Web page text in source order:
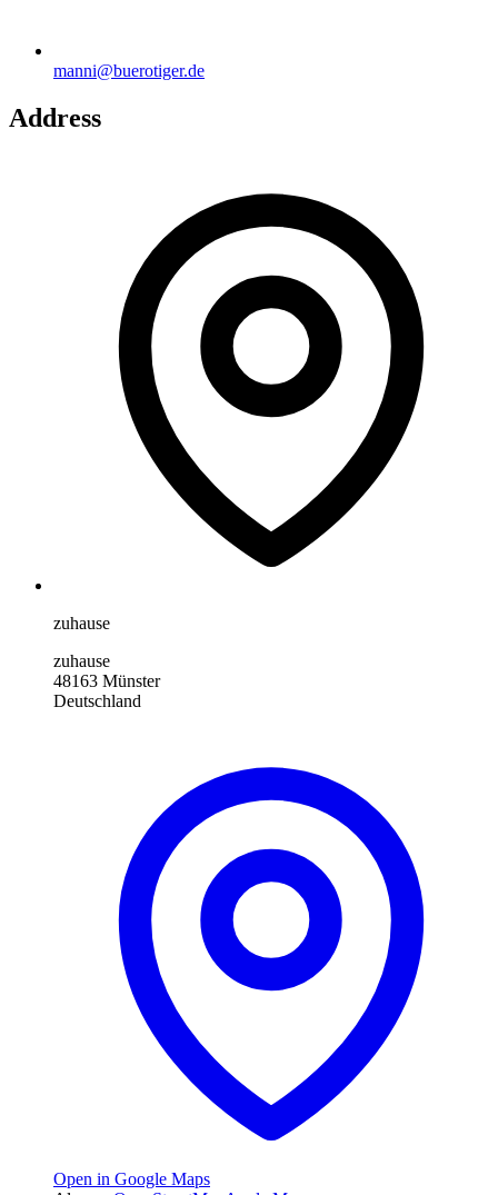
manni@buerotiger.de
Address
zuhause
zuhause
48163 Münster
Deutschland
Open in Google Maps